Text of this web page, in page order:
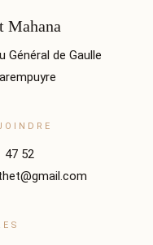
Mahana
Général de Gaulle
47 52